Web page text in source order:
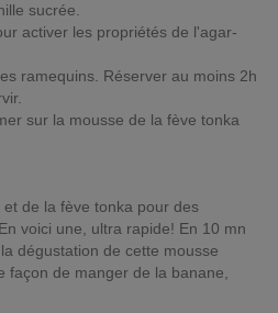
sucrée.
activer les propriétés de l'agar-
ramequins. Réserver au moins 2h
sur la mousse de la fève tonka
de la fève tonka pour des
voici une, ultra rapide! En 10 mn
dégustation de cette mousse
façon de manger de la banane,